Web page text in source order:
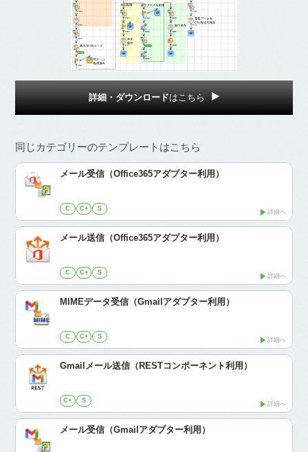
詳細・ダウンロードはこちら
同じカテゴリーのテンプレートはこちら
メール受信（Office365アダプター利用）
C C+ S 詳細へ
メール送信（Office365アダプター利用）
C C+ S 詳細へ
MIMEデータ受信（Gmailアダプター利用）
C C+ S 詳細へ
Gmailメール送信（RESTコンポーネント利用）
C+ S 詳細へ
メール受信（Gmailアダプター利用）